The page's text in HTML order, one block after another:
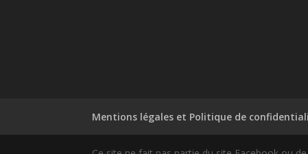
Mentions légales et Politique de